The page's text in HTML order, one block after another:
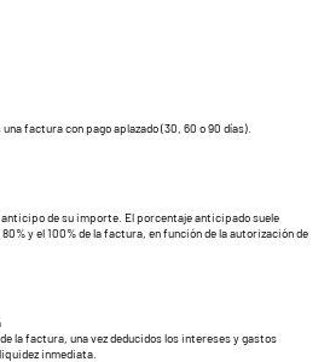
factura con pago aplazado (30, 60 o 90 días).
de su importe. El porcentaje anticipado suele
y el 100% de la factura, en función de la autorización de
la factura, una vez deducidos los intereses y gastos
inmediata.